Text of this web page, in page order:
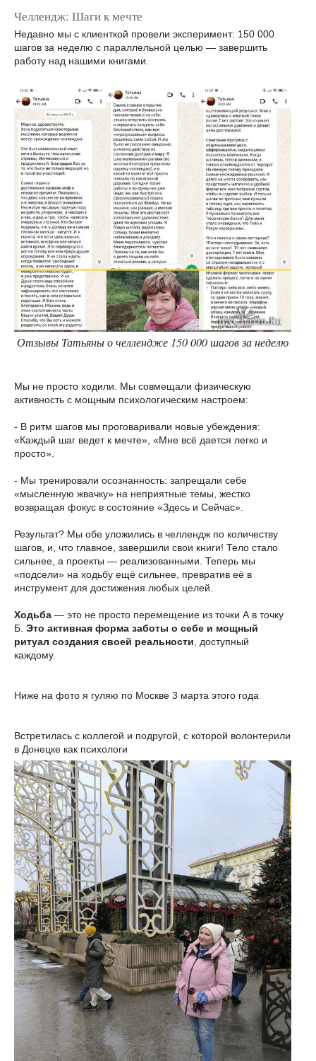
Челлендж: Шаги к мечте
Недавно мы с клиенткой провели эксперимент: 150 000
шагов за неделю с параллельной целью — завершить
работу над нашими книгами.
Отзывы Татьяны о челлендже 150 000 шагов за неделю
Мы не просто ходили. Мы совмещали физическую
активность с мощным психологическим настроем:
- В ритм шагов мы проговаривали новые убеждения:
«Каждый шаг ведет к мечте», «Мне всё дается легко и
просто».
- Мы тренировали осознанность: запрещали себе
«мысленную жвачку» на неприятные темы, жестко
возвращая фокус в состояние «Здесь и Сейчас».
Результат? Мы обе уложились в челлендж по количеству
шагов, и, что главное, завершили свои книги! Тело стало
сильнее, а проекты — реализованными. Теперь мы
«подсели» на ходьбу ещё сильнее, превратив её в
инструмент для достижения любых целей.
Ходьба — это не просто перемещение из точки А в точку
Б. Это активная форма заботы о себе и мощный
ритуал создания своей реальности, доступный
каждому.
Ниже на фото я гуляю по Москве 3 марта этого года
Встретилась с коллегой и подругой, с которой волонтерили
в Донецке как психологи